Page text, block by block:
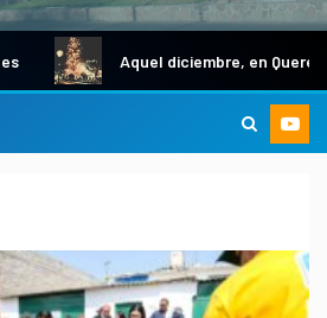
Aquel diciembre, en Querétaro